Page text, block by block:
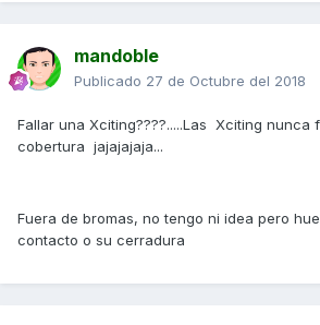
mandoble
Publicado 27 de Octubre del 2018
Fallar una Xciting????.....Las Xciting nunca
cobertura jajajajaja...
Fuera de bromas, no tengo ni idea pero
contacto o su cerradura